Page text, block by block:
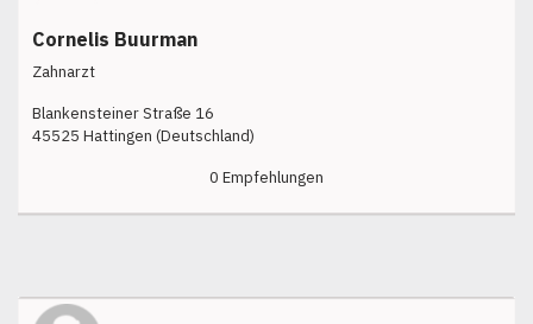
Cornelis Buurman
Zahnarzt
Blankensteiner Straße 16
45525 Hattingen (Deutschland)
0 Empfehlungen